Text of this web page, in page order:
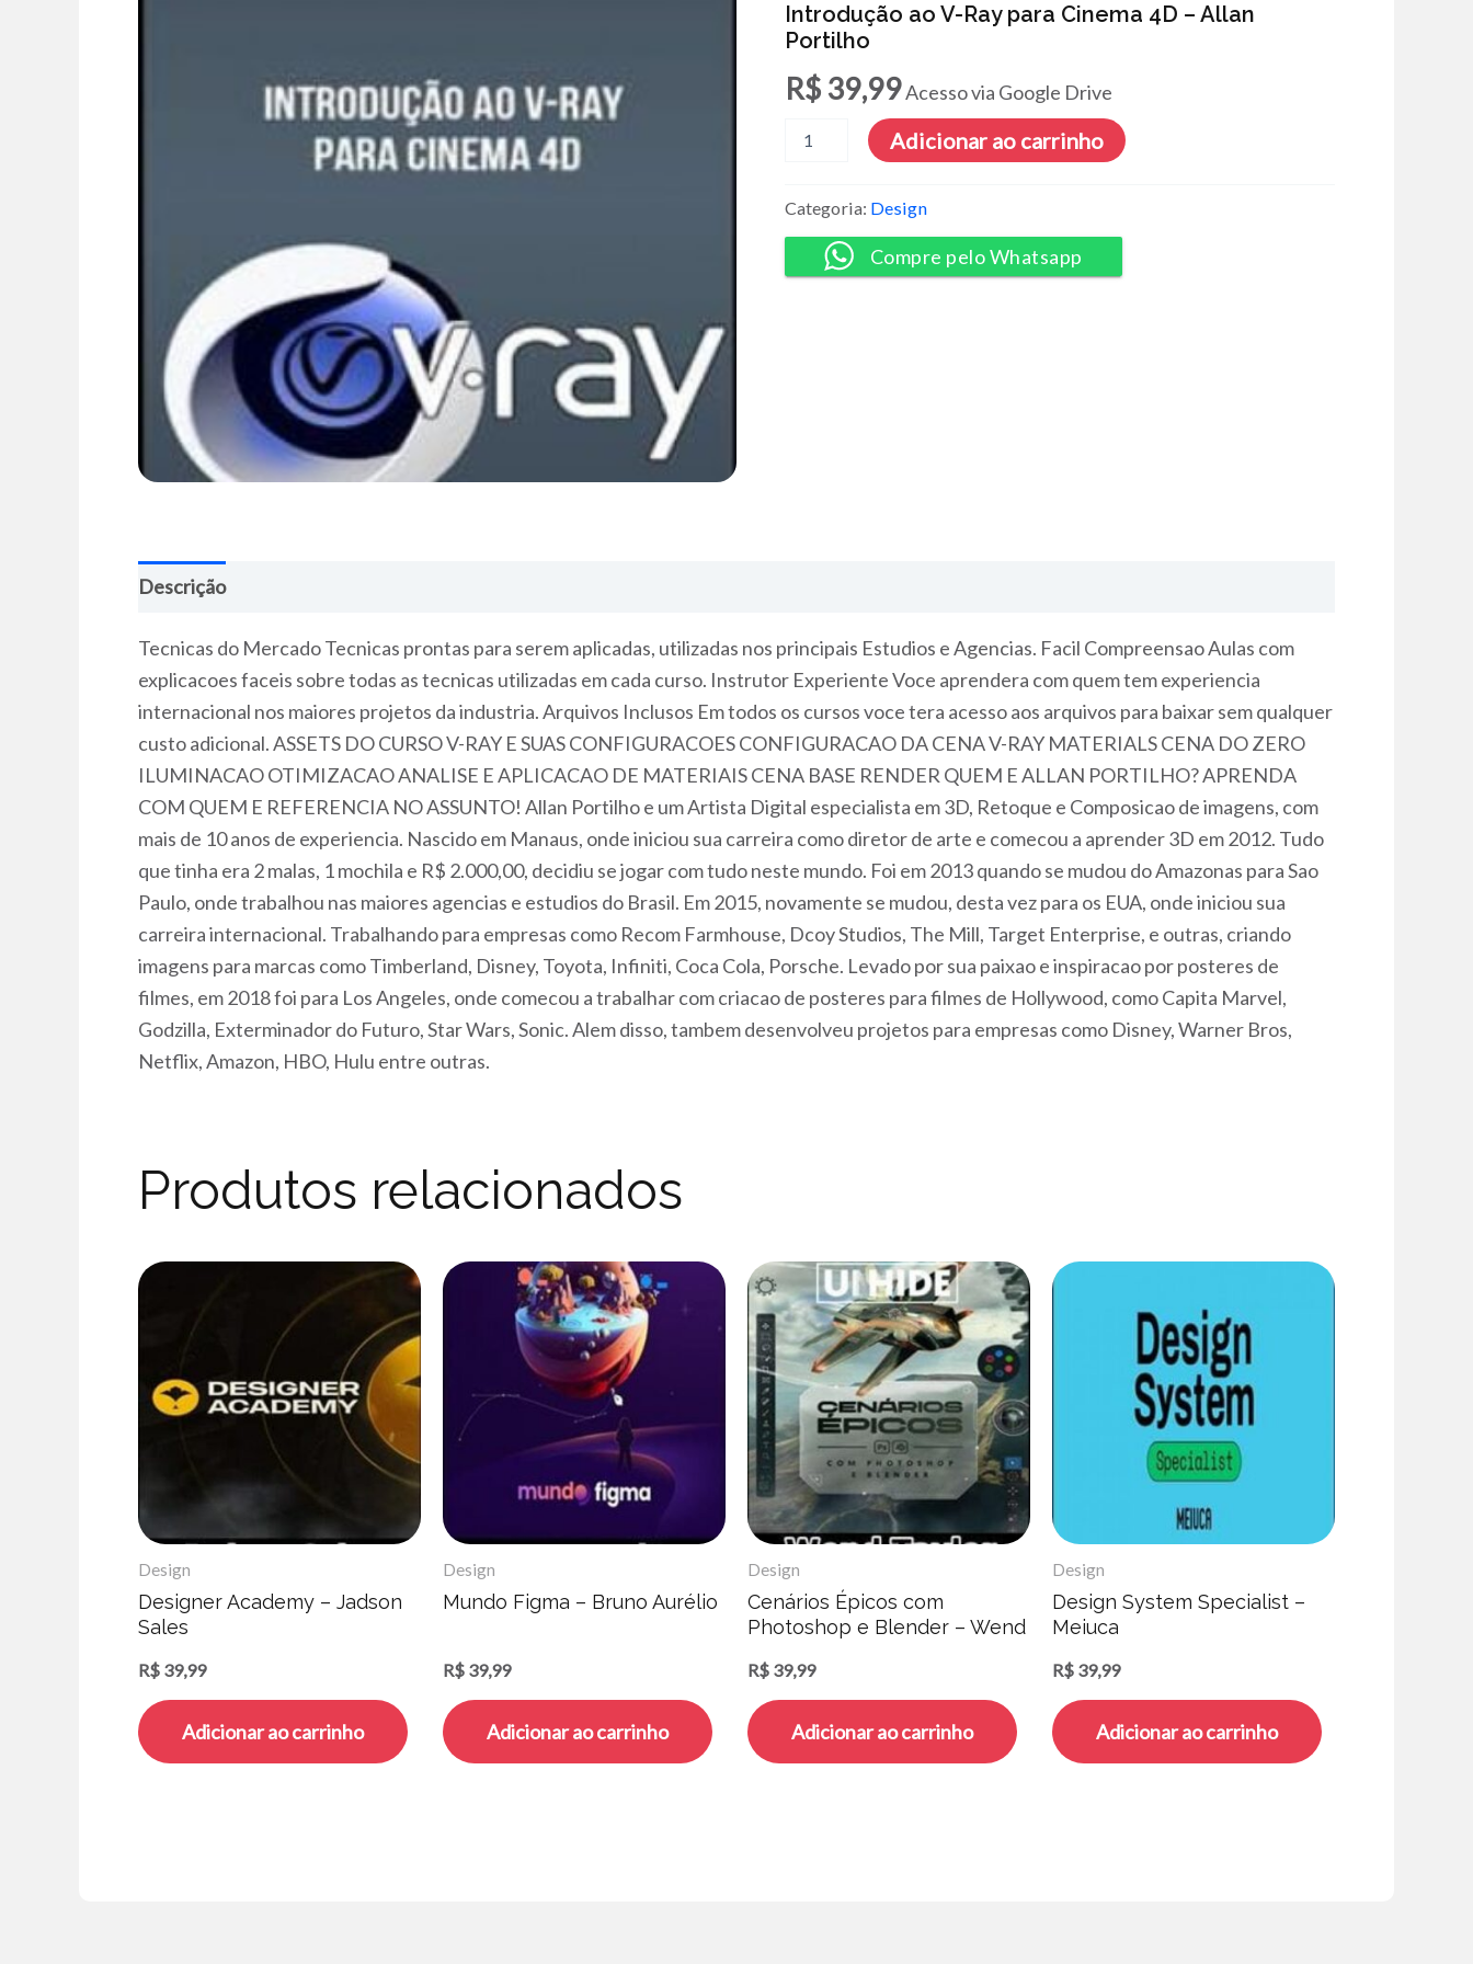
Introdução ao V-Ray para Cinema 4D – Allan
Portilho
R$39,99Acesso via Google Drive
para
Cinema
-
Adicionar ao carrinho
Categoria: Design
Compre pelo Whatsapp
Descrição
Tecnicas do Mercado Tecnicas prontas para serem aplicadas, utilizadas nos principais Estudios e Agencias. Facil Compreensao Aulas com
explicacoes faceis sobre todas as tecnicas utilizadas em cada curso. Instrutor Experiente Voce aprendera com quem tem experiencia
internacional nos maiores projetos da industria. Arquivos Inclusos Em todos os cursos voce tera acesso aos arquivos para baixar sem qualquer
custo adicional. ASSETS DO CURSO V-RAY E SUAS CONFIGURACOES CONFIGURACAO DA CENA V-RAY MATERIALS CENA DO ZERO
ILUMINACAO OTIMIZACAO ANALISE E APLICACAO DE MATERIAIS CENA BASE RENDER QUEM E ALLAN PORTILHO? APRENDA
COM QUEM E REFERENCIA NO ASSUNTO! Allan Portilho e um Artista Digital especialista em 3D, Retoque e Composicao de imagens, com
mais de 10 anos de experiencia. Nascido em Manaus, onde iniciou sua carreira como diretor de arte e comecou a aprender 3D em 2012. Tudo
que tinha era 2 malas, 1 mochila e R$ 2.000,00, decidiu se jogar com tudo neste mundo. Foi em 2013 quando se mudou do Amazonas para Sao
Paulo, onde trabalhou nas maiores agencias e estudios do Brasil. Em 2015, novamente se mudou, desta vez para os EUA, onde iniciou sua
carreira internacional. Trabalhando para empresas como Recom Farmhouse, Dcoy Studios, The Mill, Target Enterprise, e outras, criando
imagens para marcas como Timberland, Disney, Toyota, Infiniti, Coca Cola, Porsche. Levado por sua paixao e inspiracao por posteres de
filmes, em 2018 foi para Los Angeles, onde comecou a trabalhar com criacao de posteres para filmes de Hollywood, como Capita Marvel,
Godzilla, Exterminador do Futuro, Star Wars, Sonic. Alem disso, tambem desenvolveu projetos para empresas como Disney, Warner Bros,
Netflix, Amazon, HBO, Hulu entre outras.
Produtos relacionados
Design
Designer Academy – Jadson
Sales
R$ 39,99
Adicionar ao carrinho
Design
Mundo Figma – Bruno Aurélio
R$ 39,99
Adicionar ao carrinho
Design
Cenários Épicos com
Photoshop e Blender – Wend
R$ 39,99
Adicionar ao carrinho
Design
Design System Specialist –
Meiuca
R$ 39,99
Adicionar ao carrinho